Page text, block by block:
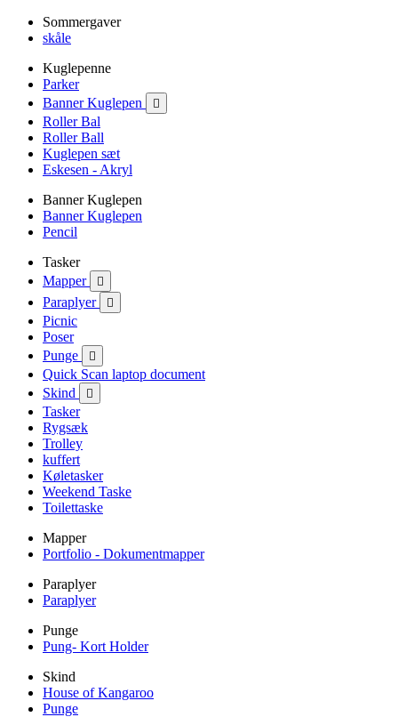
Sommergaver
skåle
Kuglepenne
Parker
Banner Kuglepen

Roller Bal
Roller Ball
Kuglepen sæt
Eskesen - Akryl
Banner Kuglepen
Banner Kuglepen
Pencil
Tasker
Mapper

Paraplyer 
Picnic
Poser
Punge

Quick Scan laptop document
Skind

Tasker
Rygsæk
Trolley
kuffert
Køletasker
Weekend Taske
Toilettaske
Mapper
Portfolio - Dokumentmapper
Paraplyer
Paraplyer
Punge
Pung- Kort Holder
Skind
House of Kangaroo
Punge